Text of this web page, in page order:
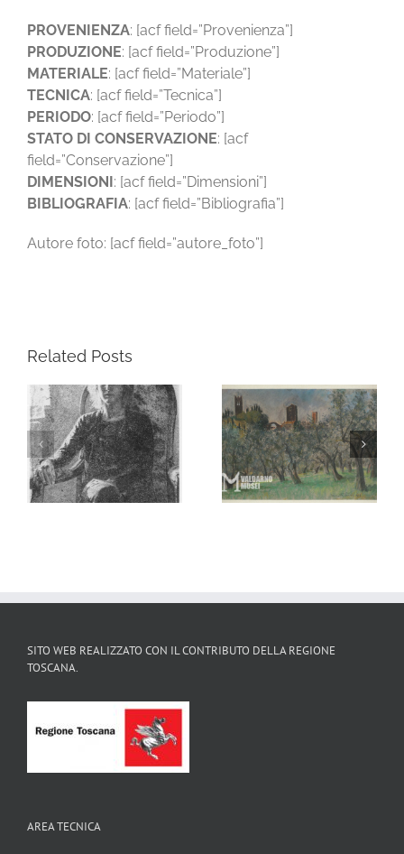
PROVENIENZA: [acf field=”Provenienza”]
PRODUZIONE: [acf field=”Produzione”]
MATERIALE: [acf field=”Materiale”]
TECNICA: [acf field=”Tecnica”]
PERIODO: [acf field=”Periodo”]
STATO DI CONSERVAZIONE: [acf
field=”Conservazione”]
DIMENSIONI: [acf field=”Dimensioni”]
BIBLIOGRAFIA: [acf field=”Bibliografia”]
Autore foto: [acf field=”autore_foto”]
Related Posts
MTP_Art_0133 –
Veduta di Montopoli,
1937
MTP_Art_0121 –
Ritratto romantico di
signora, 1920
SITO WEB REALIZZATO CON IL CONTRIBUTO DELLA REGIONE
TOSCANA.
AREA TECNICA